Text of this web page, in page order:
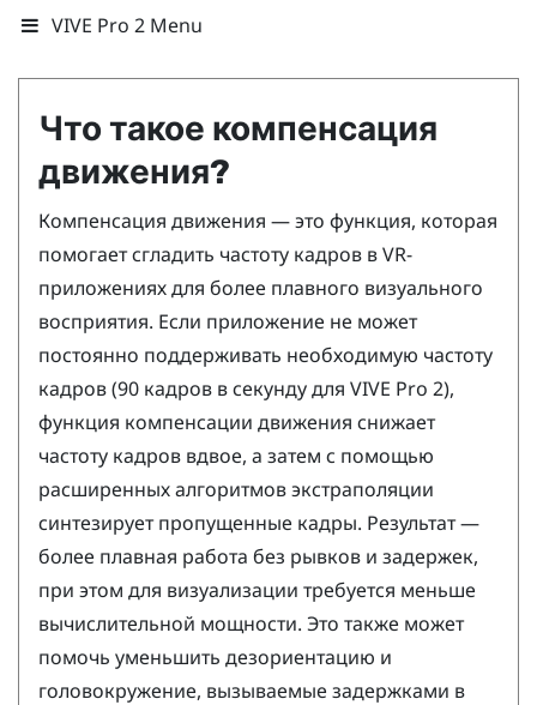
VIVE Pro 2 Menu
Что такое компенсация
движения?
Компенсация движения — это функция, которая
помогает сгладить частоту кадров в VR-
приложениях для более плавного визуального
восприятия. Если приложение не может
постоянно поддерживать необходимую частоту
кадров (90 кадров в секунду для VIVE Pro 2),
функция компенсации движения снижает
частоту кадров вдвое, а затем с помощью
расширенных алгоритмов экстраполяции
синтезирует пропущенные кадры. Результат —
более плавная работа без рывков и задержек,
при этом для визуализации требуется меньше
вычислительной мощности. Это также может
помочь уменьшить дезориентацию и
головокружение, вызываемые задержками в